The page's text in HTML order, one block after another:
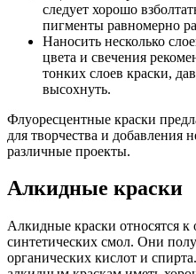
следует хорошо
пигменты равномерно
Наносить несколько
цвета и свечения
тонких слоев краски,
высохнуть.
Флуоресцентные краски
для творчества и добавления
различные проекты.
Алкидные краски
Алкидные краски относятся к
синтетических смол. Они
органических кислот и